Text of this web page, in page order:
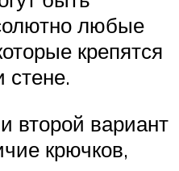
любые
крепятся
стене.
второй вариант
крючков,